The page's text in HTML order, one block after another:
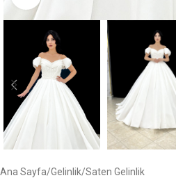
Ana Sayfa/Gelinlik/Saten Gelinlik